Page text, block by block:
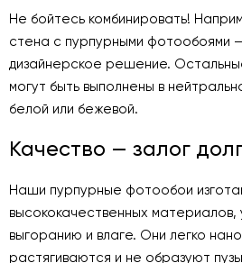
Не бойтесь комбинировать!
стена с пурпурными фотообоями
дизайнерское решение.
могут быть выполнены в
белой или бежевой.
Качество — залог
Наши пурпурные фотообои
высококачественных материалов,
выгоранию и влаге. Они легко
растягиваются и не образуют